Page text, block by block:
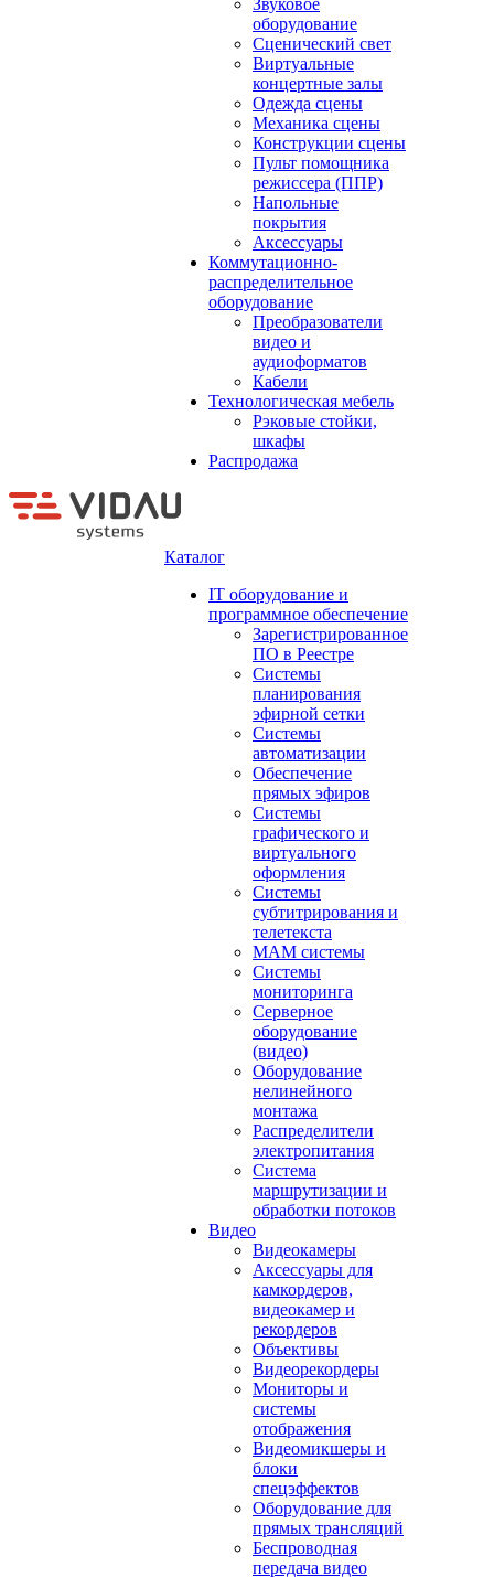
Звуковое
оборудование
Сценический свет
Виртуальные
концертные залы
Одежда сцены
Механика сцены
Конструкции сцены
Пульт помощника
режиссера (ППР)
Напольные
покрытия
Аксессуары
Коммутационно-
распределительное
оборудование
Преобразователи
видео и
аудиоформатов
Кабели
Технологическая мебель
Рэковые стойки,
шкафы
Распродажа
Каталог
IT оборудование и
программное обеспечение
Зарегистрированное
ПО в Реестре
Системы
планирования
эфирной сетки
Системы
автоматизации
Обеспечение
прямых эфиров
Системы
графического и
виртуального
оформления
Системы
субтитрирования и
телетекста
MAM системы
Системы
мониторинга
Серверное
оборудование
(видео)
Оборудование
нелинейного
монтажа
Распределители
электропитания
Система
маршрутизации и
обработки потоков
Видео
Видеокамеры
Аксессуары для
камкордеров,
видеокамер и
рекордеров
Объективы
Видеорекордеры
Мониторы и
системы
отображения
Видеомикшеры и
блоки
спецэффектов
Оборудование для
прямых трансляций
Беспроводная
передача видео